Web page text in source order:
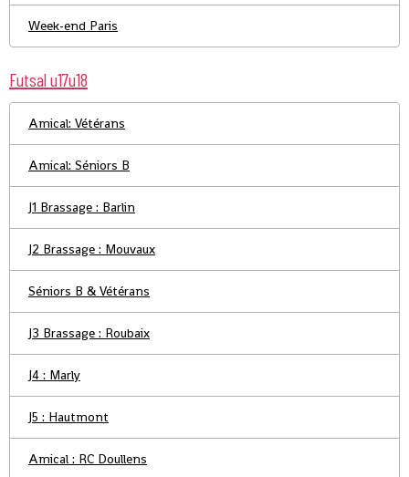
Week-end Paris
Futsal u17u18
Amical: Vétérans
Amical: Séniors B
J1 Brassage : Barlin
J2 Brassage : Mouvaux
Séniors B & Vétérans
J3 Brassage : Roubaix
J4 : Marly
J5 : Hautmont
Amical : RC Doullens